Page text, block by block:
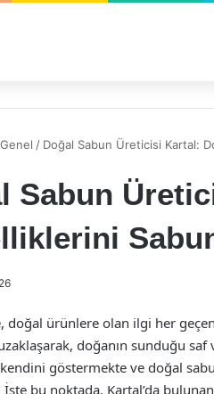
Genel / Doğal Sabun Üreticisi Kartal:
Sabun
doğal ürünlere olan ilgi her
doğanın sunduğu
kendini göstermekte ve doğal
bu noktada, Kartal’da